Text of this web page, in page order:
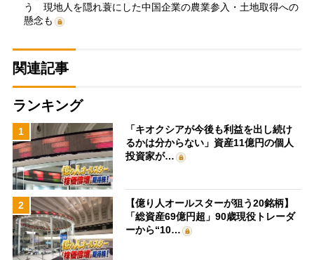
う 現地人を隠れ蓑にした中国企業の農業参入・土地取得への
懸念も
関連記事
ランキング
1
「キオクシアが今後も利益を出し続け
るかは分からない」資産11億円の個人
投資家が…
2
【億り人オールスターが狙う20銘柄】
「総資産69億円超」90歳現役トレーダ
ーから“10…